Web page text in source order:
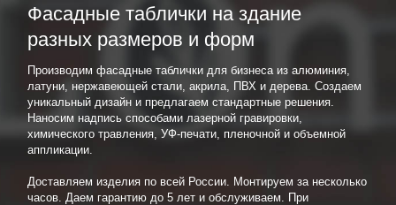
Фасадные таблички на здание
разных размеров и форм
Производим фасадные таблички для бизнеса из алюминия,
латуни, нержавеющей стали, акрила, ПВХ и дерева. Создаем
уникальный дизайн и предлагаем стандартные решения.
Наносим надпись способами лазерной гравировки,
химического травления, УФ-печати, пленочной и объемной
аппликации.
Доставляем изделия по всей России. Монтируем за несколько
часов. Даем гарантию до 5 лет и обслуживаем. При